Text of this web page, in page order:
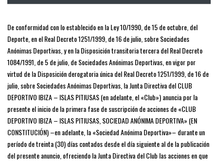
De conformidad con lo establecido en la Ley 10/1990, de 15 de octubre, del
Deporte, en el Real Decreto 1251/1999, de 16 de julio, sobre Sociedades
Anónimas Deportivas, y en la Disposición transitoria tercera del Real Decreto
1084/1991, de 5 de julio, de Sociedades Anónimas Deportivas, en vigor por
virtud de la Disposición derogatoria única del Real Decreto 1251/1999, de 16 de
julio, sobre Sociedades Anónimas Deportivas, la Junta Directiva del CLUB
DEPORTIVO IBIZA – ISLAS PITIUSAS (en adelante, el «Club») anuncia por la
presente el inicio de la primera fase de suscripción de acciones de «CLUB
DEPORTIVO IBIZA – ISLAS PITIUSAS, SOCIEDAD ANÓNIMA DEPORTIVA» (EN
CONSTITUCIÓN) –en adelante, la «Sociedad Anónima Deportiva»– durante un
período de treinta (30) días contados desde el día siguiente al de la publicación
del presente anuncio, ofreciendo la Junta Directiva del Club las acciones en que